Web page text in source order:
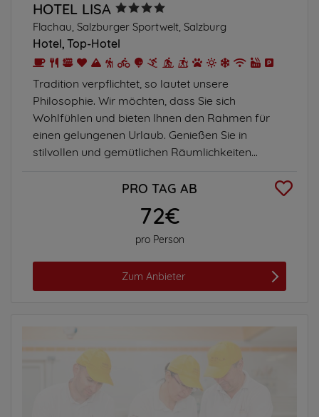
HOTEL LISA
Flachau, Salzburger Sportwelt, Salzburg
Hotel Top-Hotel
Tradition verpflichtet, so lautet unsere
Philosophie. Wir möchten, dass Sie sich
Wohlfühlen und bieten Ihnen den Rahmen für
einen gelungenen Urlaub. Genießen Sie in
stilvollen und gemütlichen Räumlichkeiten...
PRO TAG AB
72€
pro Person
Zum Anbieter